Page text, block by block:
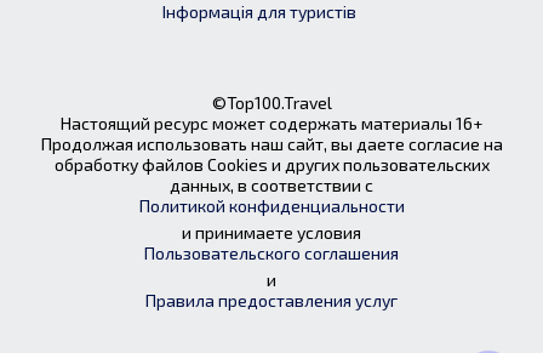
Інформація для туристів
©Top100.Travel
Настоящий ресурс может содержать материалы 16+
Продолжая использовать наш сайт, вы даете согласие на
обработку файлов Cookies и других пользовательских
данных, в соответствии с
Политикой конфиденциальности
и принимаете условия
Пользовательского соглашения
и
Правила предоставления услуг